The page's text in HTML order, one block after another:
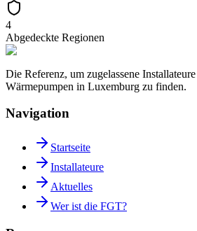
4
Abgedeckte Regionen
Die Referenz, um zugelassene
Wärmepumpen in Luxemburg zu finden.
Navigation
Startseite
Installateure
Aktuelles
Wer ist die FGT?